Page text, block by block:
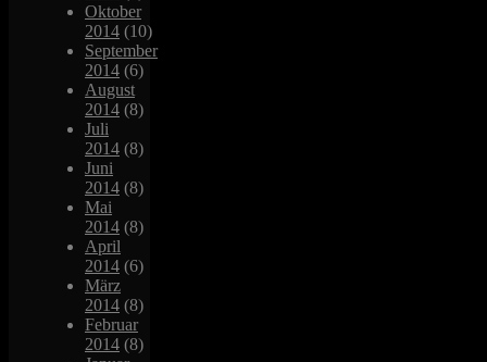
Oktober
2014 (10)
September
2014 (6)
August
2014 (8)
Juli
2014 (8)
Juni
2014 (8)
Mai
2014 (8)
April
2014 (6)
März
2014 (8)
Februar
2014 (8)